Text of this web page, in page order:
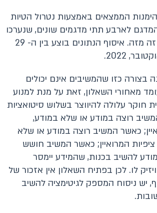
הממצאים באמצעות נטרול הטיות
לארבע תתי מדגמים שונים, שנערכו
בפער של כשבוע זה מזה. איסוף הנתונים בוצע בין ה- 29
בצורה כזו שהמשיבים אינם יכולים
מאחורי השאלון, זאת על מנת למנוע
חוקר עלולה להיווצר בשלוש סיטואציות
רוצה במודע או שלא במודע,
כאשר המשיב רוצה במודע או שלא
המרואיין; כאשר המשיב חושש
להשיב בכנות, שהמידע יימסר
ויזיק לו. לכן בפתיח השאלון אין אזכור של
יש ניסוח המספק לגיטימציה להשיב